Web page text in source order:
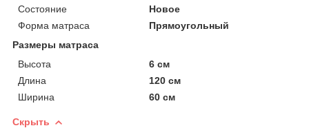
Состояние
Новое
Форма матраса
Прямоугольный
Размеры матраса
Высота
6 см
Длина
120 см
Ширина
60 см
Скрыть